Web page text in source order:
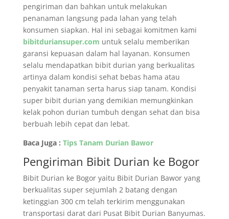
pengiriman dan bahkan untuk melakukan
penanaman langsung pada lahan yang telah
konsumen siapkan. Hal ini sebagai komitmen kami
bibitduriansuper.com untuk selalu memberikan
garansi kepuasan dalam hal layanan. Konsumen
selalu mendapatkan bibit durian yang berkualitas
artinya dalam kondisi sehat bebas hama atau
penyakit tanaman serta harus siap tanam. Kondisi
super bibit durian yang demikian memungkinkan
kelak pohon durian tumbuh dengan sehat dan bisa
berbuah lebih cepat dan lebat.
Baca Juga : Tips Tanam Durian Bawor
Pengiriman Bibit Durian ke Bogor
Bibit Durian ke Bogor yaitu Bibit Durian Bawor yang
berkualitas super sejumlah 2 batang dengan
ketinggian 300 cm telah terkirim menggunakan
transportasi darat dari Pusat Bibit Durian Banyumas.